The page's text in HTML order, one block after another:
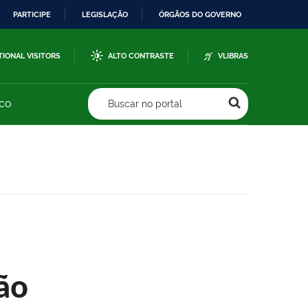
PARTICIPE LEGISLAÇÃO ÓRGÃOS DO GOVERNO
VISITORS ALTO CONTRASTE VLIBRAS
Buscar no portal